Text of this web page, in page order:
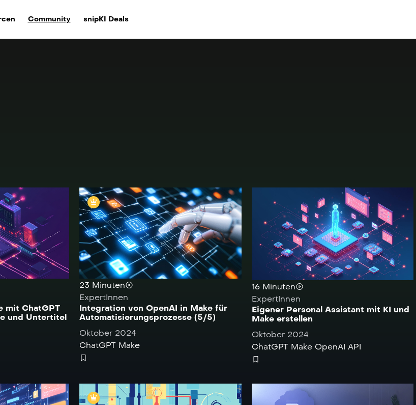
Community snipKI Deals
mit ChatGPT
und Untertitel
23 Minuten
ExpertInnen
Integration von OpenAI in Make für
Automatisierungsprozesse (5/5)
Oktober 2024
ChatGPT Make
16 Minuten
ExpertInnen
Eigener Personal Assistant mit KI und
Make erstellen
Oktober 2024
ChatGPT Make OpenAI API